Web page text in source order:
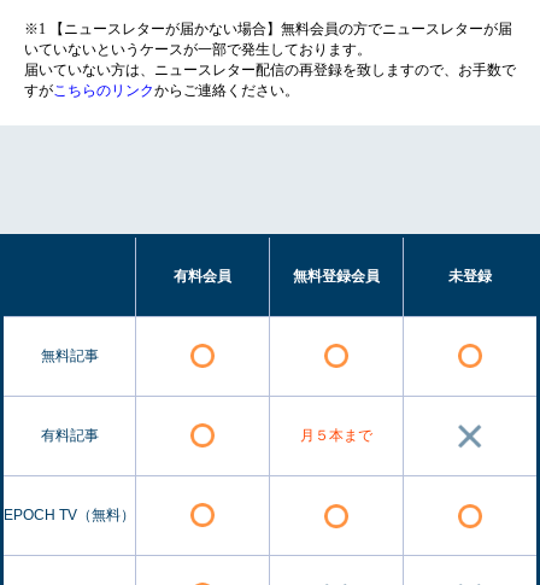
※1 【ニュースレターが届かない場合】無料会員の方でニュースレターが届
いていないというケースが一部で発生しております。
届いていない方は、ニュースレター配信の再登録を致しますので、お手数で
すがこちらのリンクからご連絡ください。
有料会員 無料登録会員 未登録
無料記事
有料記事 月５本まで
EPOCH TV（無料）